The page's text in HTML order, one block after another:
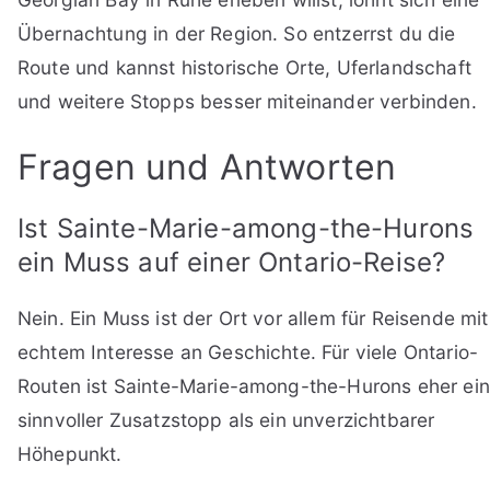
Übernachtung in der Region. So entzerrst du die
Route und kannst historische Orte, Uferlandschaft
und weitere Stopps besser miteinander verbinden.
Fragen und Antworten
Ist Sainte-Marie-among-the-Hurons
ein Muss auf einer Ontario-Reise?
Nein. Ein Muss ist der Ort vor allem für Reisende mit
echtem Interesse an Geschichte. Für viele Ontario-
Routen ist Sainte-Marie-among-the-Hurons eher ein
sinnvoller Zusatzstopp als ein unverzichtbarer
Höhepunkt.